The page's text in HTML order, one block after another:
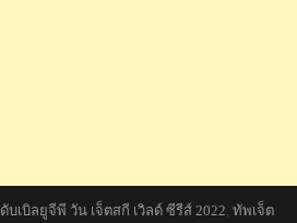
ดับเบิลยูจีพี วัน เจ็ตสกี เวิลด์ ซีรีส์ 2022 ทัพเจ็ต